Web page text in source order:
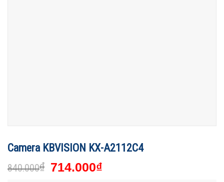
Camera KBVISION KX-A2112C4
840.000₫ 714.000₫